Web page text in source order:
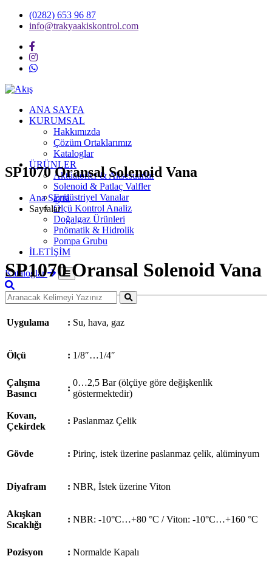
(0282) 653 96 87
info@trakyaakiskontrol.com
ANA SAYFA
KURUMSAL
Hakkımızda
Çözüm Ortaklarımız
Kataloglar
ÜRÜNLER
Aktüatörler & Aksesuarlar
Solenoid & Patlaç Valfler
Endüstriyel Vanalar
Ölçü Kontrol Analiz
Doğalgaz Ürünleri
Pnömatik & Hidrolik
Pompa Grubu
İLETİŞİM
Kataloglar
SP1070 Oransal Solenoid Vana
Ana Sayfa
Sayfalar
SP1070 Oransal Solenoid Vana
Uygulama : Su, hava, gaz
Ölçü : 1/8″…1/4″
Çalışma
Basıncı
:
0…2,5 Bar (ölçüye göre değişkenlik
göstermektedir)
Kovan,
Çekirdek
: Paslanmaz Çelik
Gövde : Pirinç, istek üzerine paslanmaz çelik, alüminyum
Diyafram : NBR, İstek üzerine Viton
Akışkan
Sıcaklığı
: NBR: -10°C…+80 °C / Viton: -10°C…+160 °C
Pozisyon : Normalde Kapalı